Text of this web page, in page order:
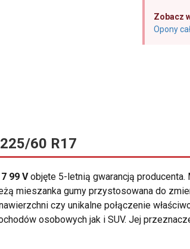
Zobacz
Opony
225/60 R17
99 Vobjęte 5-letnią gwarancją producenta.
mieszanka gumy przystosowana do
czy unikalne połączenie
osobowych jak i SUV. Jej